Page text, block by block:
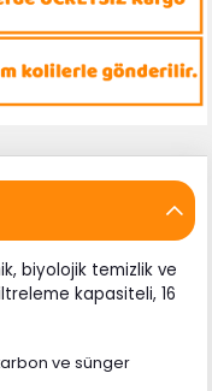
biyolojik temizlik ve
kapasiteli, 16
ve sünger